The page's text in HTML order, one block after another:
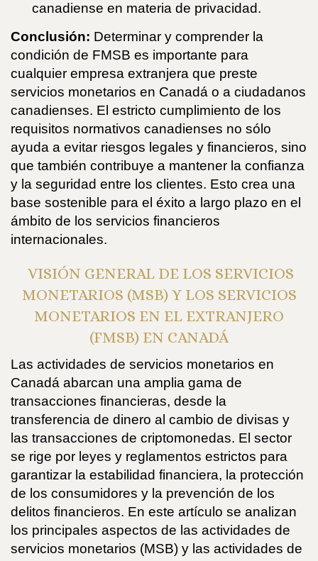
canadiense en materia de privacidad.
Conclusión: Determinar y comprender la
condición de FMSB es importante para
cualquier empresa extranjera que preste
servicios monetarios en Canadá o a ciudadanos
canadienses. El estricto cumplimiento de los
requisitos normativos canadienses no sólo
ayuda a evitar riesgos legales y financieros, sino
que también contribuye a mantener la confianza
y la seguridad entre los clientes. Esto crea una
base sostenible para el éxito a largo plazo en el
ámbito de los servicios financieros
internacionales.
VISIÓN GENERAL DE LOS SERVICIOS
MONETARIOS (MSB) Y LOS SERVICIOS
MONETARIOS EN EL EXTRANJERO
(FMSB) EN CANADÁ
Las actividades de servicios monetarios en
Canadá abarcan una amplia gama de
transacciones financieras, desde la
transferencia de dinero al cambio de divisas y
las transacciones de criptomonedas. El sector
se rige por leyes y reglamentos estrictos para
garantizar la estabilidad financiera, la protección
de los consumidores y la prevención de los
delitos financieros. En este artículo se analizan
los principales aspectos de las actividades de
servicios monetarios (MSB) y las actividades de